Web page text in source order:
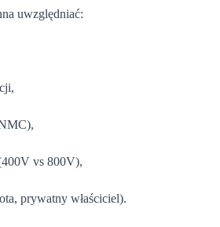
uwzględniać:
vs 800V),
prywatny właściciel).